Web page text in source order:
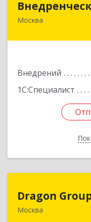
Москва
Внедрений
1С:Специалист
125310,
Dragon
Москва
125445, Москва г,